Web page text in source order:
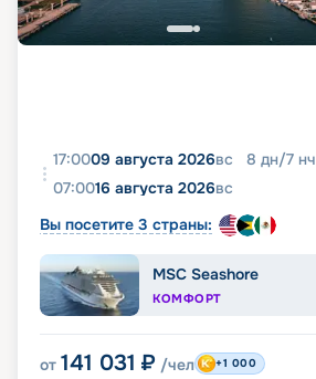
17:0009 августа 2026вс 8 дн/7 нч
07:0016 августа 2026вс
Вы посетите 3 страны:
MSC Seashore
КОМФОРТ
от 141 031 ₽ /чел +1 000